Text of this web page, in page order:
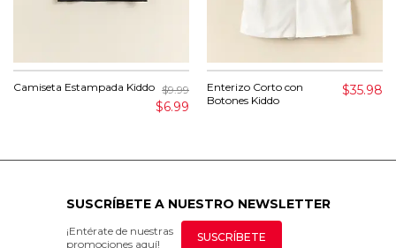
Camiseta Estampada Kiddo $9.99
$6.99
Enterizo Corto con
Botones Kiddo
$35.98
SUSCRÍBETE A NUESTRO NEWSLETTER
¡Entérate de nuestras
promociones aquí!
SUSCRÍBETE